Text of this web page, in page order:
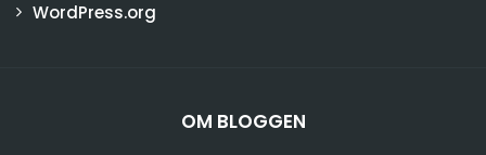
WordPress.org
OM BLOGGEN